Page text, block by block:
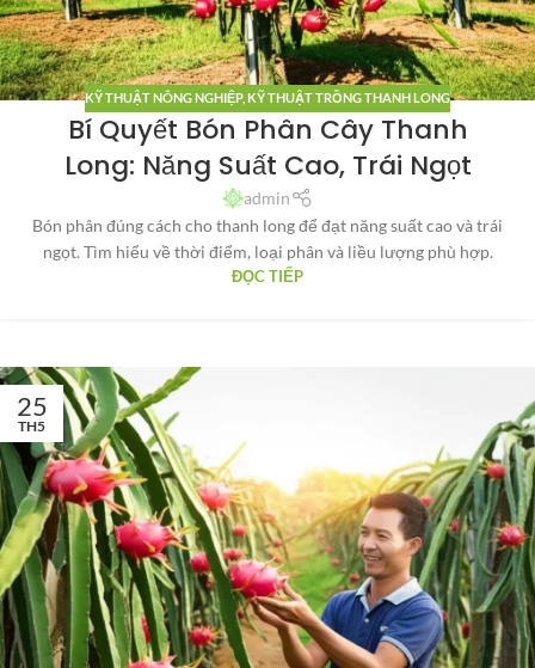
KỸ THUẬT NÔNG NGHIỆP, KỸ THUẬT TRỒNG THANH LONG
Bí Quyết Bón Phân Cây Thanh
Long: Năng Suất Cao, Trái Ngọt
admin
Bón phân đúng cách cho thanh long để đạt năng suất cao và trái
ngọt. Tìm hiểu về thời điểm, loại phân và liều lượng phù hợp.
ĐỌC TIẾP
25
TH5